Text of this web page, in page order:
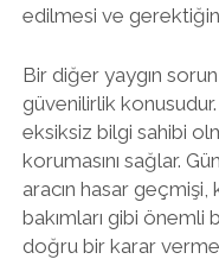
edilmesi ve
Bir diğer yaygın
güvenilirlik
eksiksiz bilgi sahibi
korumasını sağlar.
aracın hasar
bakımları gibi önemli
doğru bir karar